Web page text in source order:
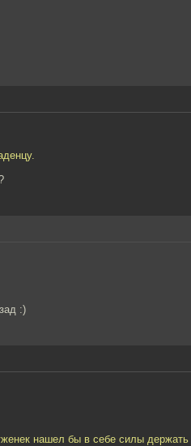
:)
нашел бы в себе силы держать